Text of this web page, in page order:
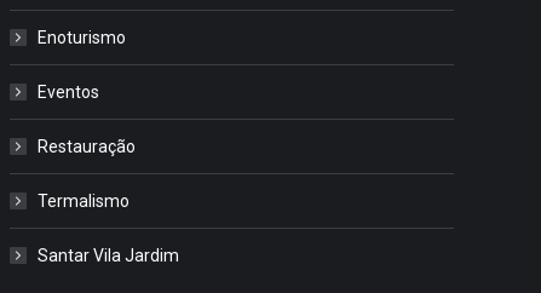
Enoturismo
Eventos
Restauração
Termalismo
Santar Vila Jardim